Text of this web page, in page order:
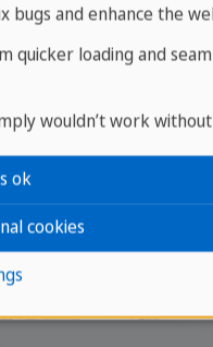
bugs and enhance the
loading and
wouldn’t work
cookies
ok